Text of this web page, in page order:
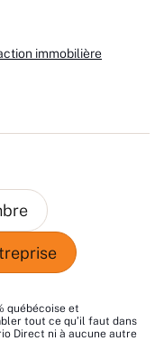
immobilière
québécoise et
tout ce qu’il faut dans
Direct ni à aucune autre